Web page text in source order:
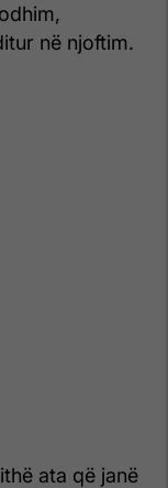
në njoftim.
ata që janë